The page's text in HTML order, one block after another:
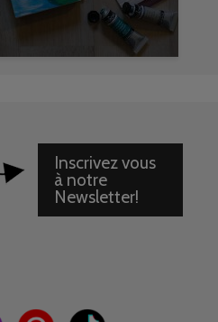
Inscrivez vous
à notre
Newsletter!